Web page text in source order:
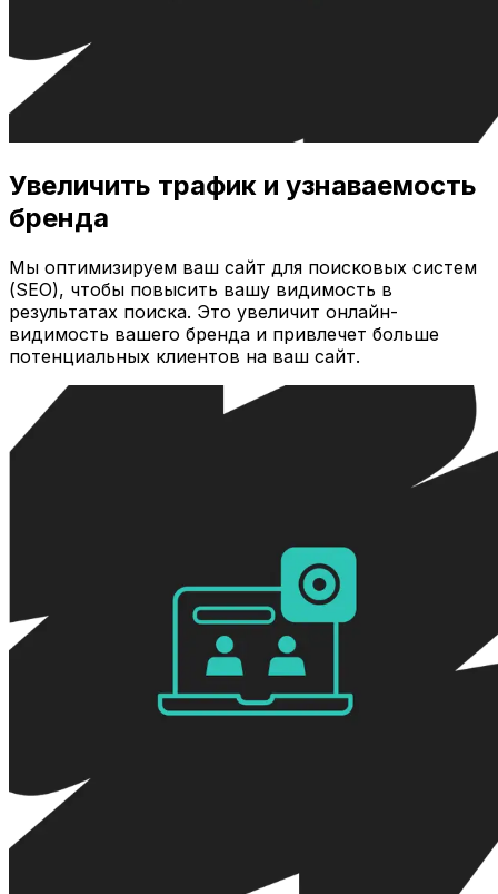
Увеличить трафик и узнаваемость
бренда
Мы оптимизируем ваш сайт для поисковых систем
(SEO), чтобы повысить вашу видимость в
результатах поиска. Это увеличит онлайн-
видимость вашего бренда и привлечет больше
потенциальных клиентов на ваш сайт.